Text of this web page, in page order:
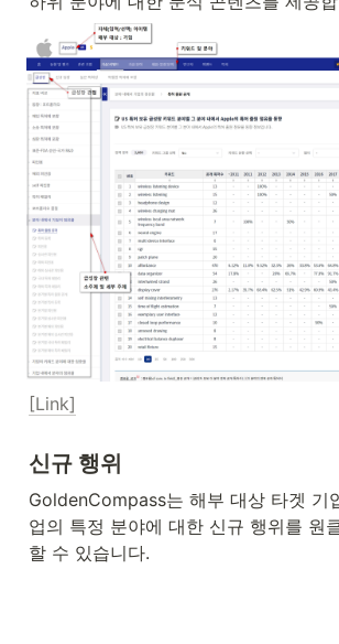
[Link]
신규 행위
GoldenCompass는 해부 대상 타겟 기
업의 특정 분야에 대한 신규 행위를 원
할 수 있습니다.